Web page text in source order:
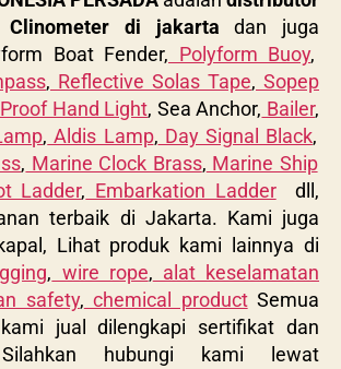
Clinometer di jakarta dan juga
Boat Fender, Polyform Buoy,
, Reflective Solas Tape, Sopep
Hand Light, Sea Anchor, Bailer,
, Aldis Lamp, Day Signal Black,
, Marine Clock Brass, Marine Ship
Ladder, Embarkation Ladderdll,
terbaik di Jakarta. Kami juga
Lihat produk kami lainnya di
, wire rope, alat keselamatan
safety, chemical productSemua
jual dilengkapi sertifikat dan
Silahkan hubungi kami lewat